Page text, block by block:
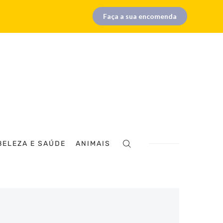
Faça a sua encomenda
E SAÚDE ANIMAIS